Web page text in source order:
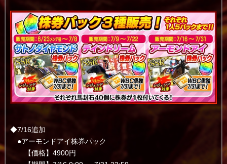
◆7/16追加
●アーモンドアイ株券パック
【価格】4900円